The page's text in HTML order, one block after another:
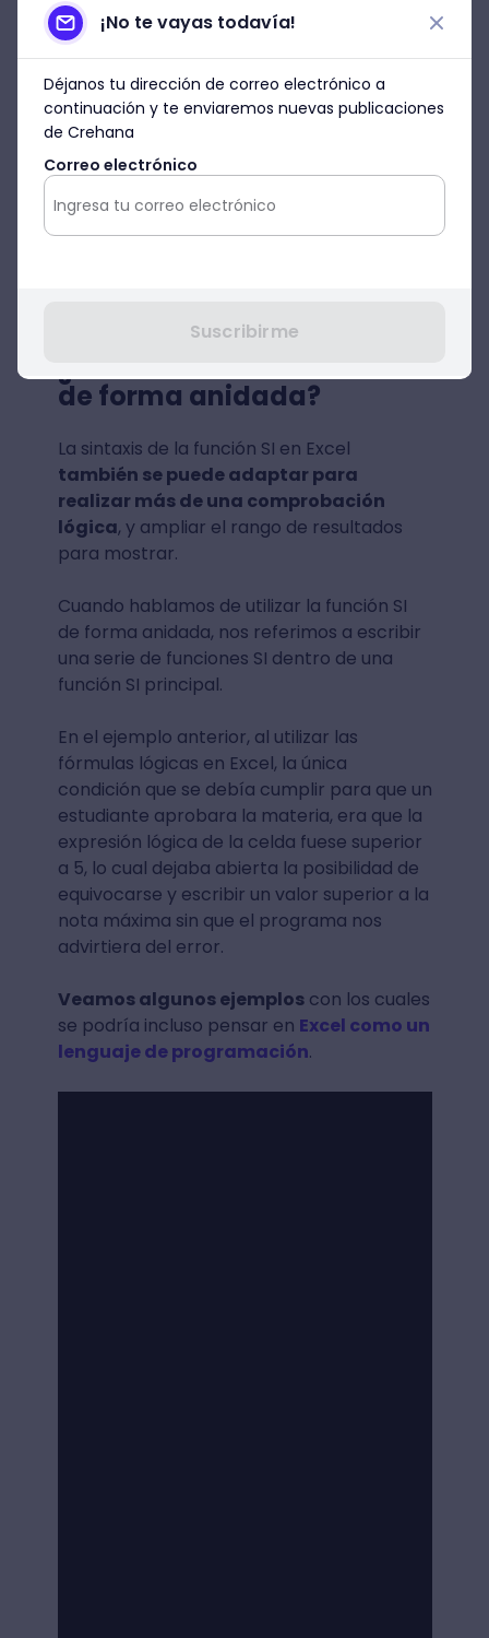
Descargar
¿Cómo utilizar la función SI
de forma anidada?
La sintaxis de la función SI en Excel
también se puede adaptar para
realizar más de una comprobación
lógica, y ampliar el rango de resultados
para mostrar.
Cuando hablamos de utilizar la función SI
de forma anidada, nos referimos a escribir
una serie de funciones SI dentro de una
función SI principal.
En el ejemplo anterior, al utilizar las
fórmulas lógicas en Excel, la única
condición que se debía cumplir para que un
estudiante aprobara la materia, era que la
expresión lógica de la celda fuese superior
a 5, lo cual dejaba abierta la posibilidad de
equivocarse y escribir un valor superior a la
nota máxima sin que el programa nos
advirtiera del error.
Veamos algunos ejemploscon los cuales
se podría incluso pensar en Excel como un
lenguaje de programación.
¡No te vayas todavía!
Déjanos tu dirección de correo electrónico a
continuación y te enviaremos nuevas publicaciones
de Crehana
Correo electrónico
Suscribirme